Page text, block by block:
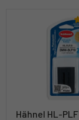
Hähnel HL-